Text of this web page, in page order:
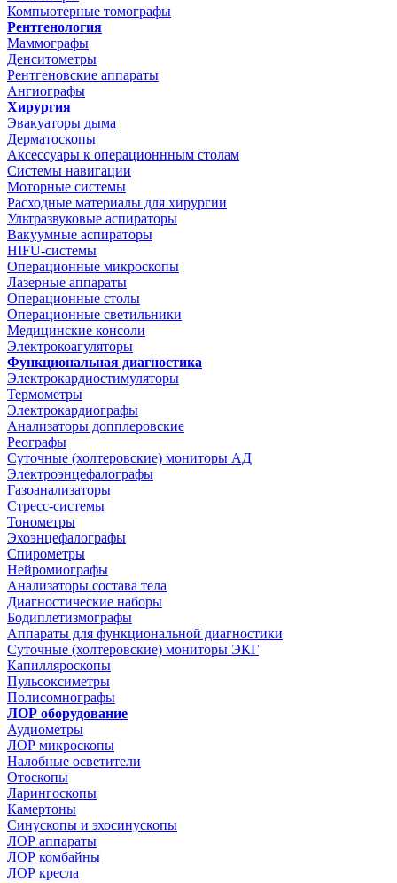
Компьютерные томографы
Рентгенология
Маммографы
Денситометры
Рентгеновские аппараты
Ангиографы
Хирургия
Эвакуаторы дыма
Дерматоскопы
Аксессуары к операционнным столам
Системы навигации
Моторные системы
Расходные материалы для хирургии
Ультразвуковые аспираторы
Вакуумные аспираторы
HIFU-системы
Операционные микроскопы
Лазерные аппараты
Операционные столы
Операционные светильники
Медицинские консоли
Электрокоагуляторы
Функциональная диагностика
Электрокардиостимуляторы
Термометры
Электрокардиографы
Анализаторы допплеровские
Реографы
Суточные (холтеровские) мониторы АД
Электроэнцефалографы
Газоанализаторы
Стресс-системы
Тонометры
Эхоэнцефалографы
Спирометры
Нейромиографы
Анализаторы состава тела
Диагностические наборы
Бодиплетизмографы
Аппараты для функциональной диагностики
Суточные (холтеровские) мониторы ЭКГ
Капилляроскопы
Пульсоксиметры
Полисомнографы
ЛОР оборудование
Аудиометры
ЛОР микроскопы
Налобные осветители
Отоскопы
Ларингоскопы
Камертоны
Синускопы и эхосинускопы
ЛОР аппараты
ЛОР комбайны
ЛОР кресла